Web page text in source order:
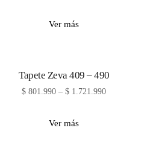
Ver más
Tapete Zeva 409 – 490
$ 801.990 –$ 1.721.990
Ver más